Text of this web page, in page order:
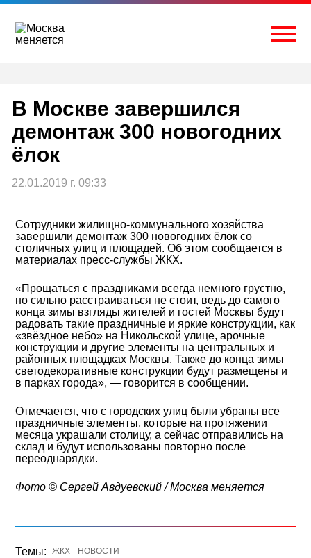
Перейти
содержимому
В Москве завершился
демонтаж 300 новогодних
ёлок
22.01.2019 г. 09:33
Сотрудники жилищно-коммунального хозяйства
завершили демонтаж 300 новогодних ёлок со
столичных улиц и площадей. Об этом сообщается в
материалах пресс-службы ЖКХ.
«Прощаться с праздниками всегда немного грустно,
но сильно расстраиваться не стоит, ведь до самого
конца зимы взгляды жителей и гостей Москвы будут
радовать такие праздничные и яркие конструкции, как
«звёздное небо» на Никольской улице, арочные
конструкции и другие элементы на центральных и
районных площадках Москвы. Также до конца зимы
светодекоративные конструкции будут размещены и
в парках города», — говорится в сообщении.
Отмечается, что с городских улиц были убраны все
праздничные элементы, которые на протяжении
месяца украшали столицу, а сейчас отправились на
склад и будут использованы повторно после
переоднарядки.
Фото ©️ Сергей Авдуевский / Москва меняется
Темы: ЖКХ НОВОСТИ